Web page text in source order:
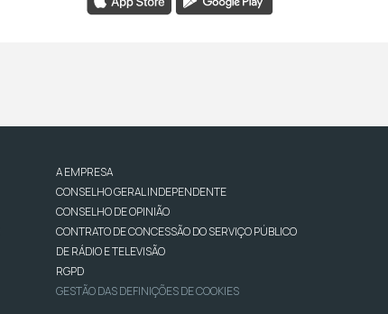
A EMPRESA
CONSELHO GERAL INDEPENDENTE
CONSELHO DE OPINIÃO
CONTRATO DE CONCESSÃO DO SERVIÇO PÚBLICO
DE RÁDIO E TELEVISÃO
RGPD
GESTÃO DAS DEFINIÇÕES DE COOKIES